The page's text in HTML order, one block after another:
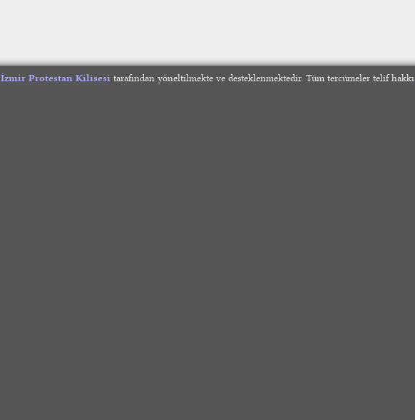
İzmir Protestan Kilisesitarafından yöneltilmekte ve desteklenmektedir. Tüm tercümeler telif hakkı